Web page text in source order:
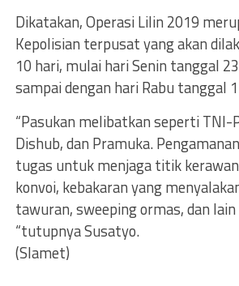
Dikatakan, Operasi Lilin 2019
Kepolisian terpusat yang akan
10 hari, mulai hari Senin tanggal
sampai dengan hari Rabu tanggal
“Pasukan melibatkan seperti TNI-
Dishub, dan Pramuka.
tugas untuk menjaga titik
konvoi, kebakaran yang
tawuran, sweeping ormas, dan lain
“tutupnya Susatyo.
(Slamet)